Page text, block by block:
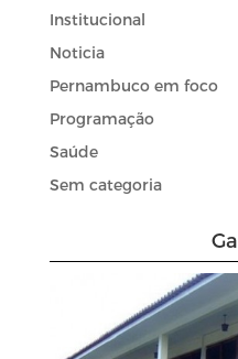
Institucional
Noticia
Pernambuco em foco
Programação
Saúde
Sem categoria